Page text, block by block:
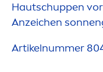
Hautschuppen
Anzeichen
Artikelnummer